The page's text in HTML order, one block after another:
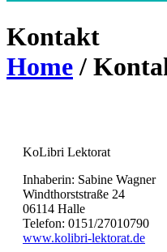
Kontakt
Home/
KoLibri Lektorat
Inhaberin: Sabine Wagner
Windthorststraße 24
06114 Halle
Telefon: 0151/27010790
www.kolibri-lektorat.de